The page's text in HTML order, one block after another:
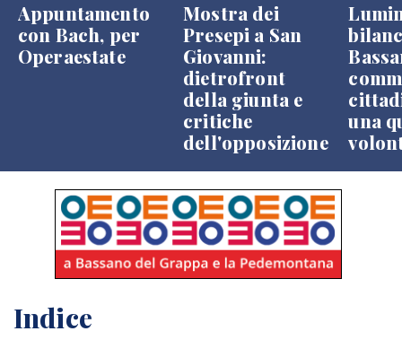
Appuntamento
con Bach, per
Operaestate
Mostra dei
Presepi a San
Giovanni:
dietrofront
della giunta e
critiche
dell'opposizione
una
Indice